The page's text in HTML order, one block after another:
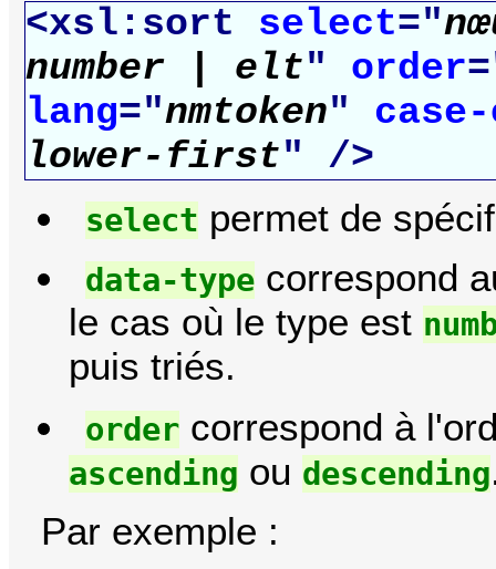
<xsl:sort select="
number | elt" order
lang="nmtoken"
lower-first" />
select permet de
data-typecorrespond
le cas où le type est
puis triés.
ordercorrespond à
ascending ou descending
Par exemple :